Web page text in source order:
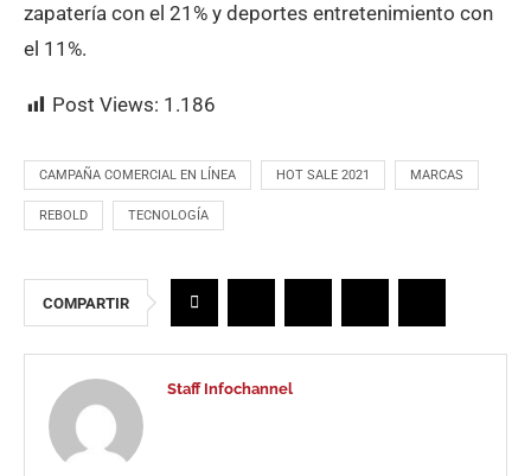
zapatería con el 21% y deportes entretenimiento con
el 11%.
Post Views: 1.186
CAMPAÑA COMERCIAL EN LÍNEA HOT SALE 2021 MARCAS
REBOLD TECNOLOGÍA
COMPARTIR
Staff Infochannel